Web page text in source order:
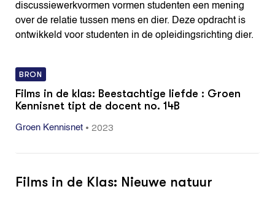
discussiewerkvormen vormen studenten een mening
over de relatie tussen mens en dier. Deze opdracht is
ontwikkeld voor studenten in de opleidingsrichting dier.
BRON
Films in de klas: Beestachtige liefde : Groen
Kennisnet tipt de docent no. 14B
Groen Kennisnet• 2023
Films in de Klas: Nieuwe natuur